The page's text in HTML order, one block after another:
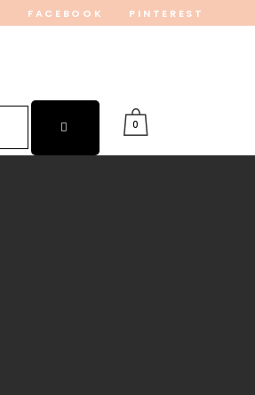
FACEBOOK PINTEREST
0